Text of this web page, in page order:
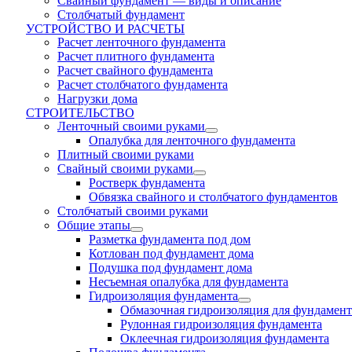
Столбчатый фундамент
УСТРОЙСТВО И РАСЧЕТЫ
Расчет ленточного фундамента
Расчет плитного фундамента
Расчет свайного фундамента
Расчет столбчатого фундамента
Нагрузки дома
СТРОИТЕЛЬСТВО
Ленточный своими руками
Опалубка для ленточного фундамента
Плитный своими руками
Свайный своими руками
Ростверк фундамента
Обвязка свайного и столбчатого фундаментов
Cтолбчатый своими руками
Общие этапы
Разметка фундамента под дом
Котлован под фундамент дома
Подушка под фундамент дома
Несъемная опалубка для фундамента
Гидроизоляция фундамента
Обмазочная гидроизоляция для
Рулонная гидроизоляция фундамента
Оклеечная гидроизоляция фундамента